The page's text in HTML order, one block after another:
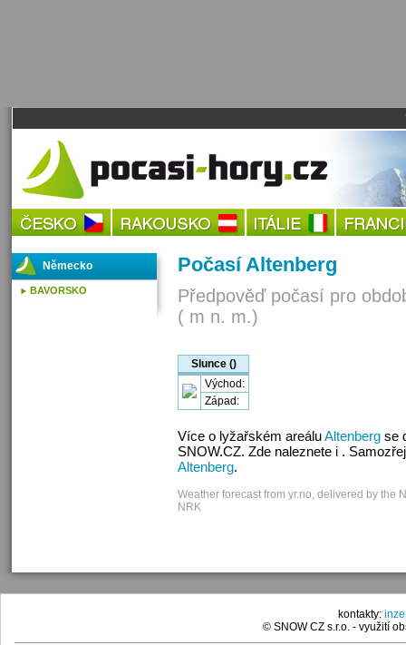
Počasí Altenberg
Předpověď počasí pro
( m n. m.)
Slunce ()
Východ:
Západ:
Více o lyžařském areáluAltenberg se
SNOW.CZ. Zde naleznete i .
Altenberg.
Weather forecast from yr.no, delivered by the
NRK
Německo
BAVORSKO
kontakty:
© SNOW CZ s.r.o. - využití